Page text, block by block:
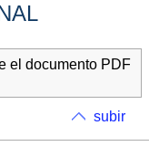
el documento PDF
subir